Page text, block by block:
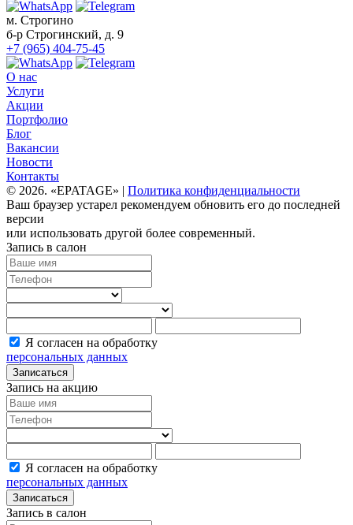
м. Строгино
б-р Строгинский, д. 9
+7 (965) 404-75-45
О нас
Услуги
Акции
Портфолио
Блог
Вакансии
Новости
Контакты
© 2026. «EPATAGE» | Политика конфиденциальности
Ваш браузер устарел рекомендуем обновить его до последней
версии
или использовать другой более современный.
Запись в салон
Я согласен на обработку
персональных данных
Записаться
Запись на акцию
Я согласен на обработку
персональных данных
Записаться
Запись в салон